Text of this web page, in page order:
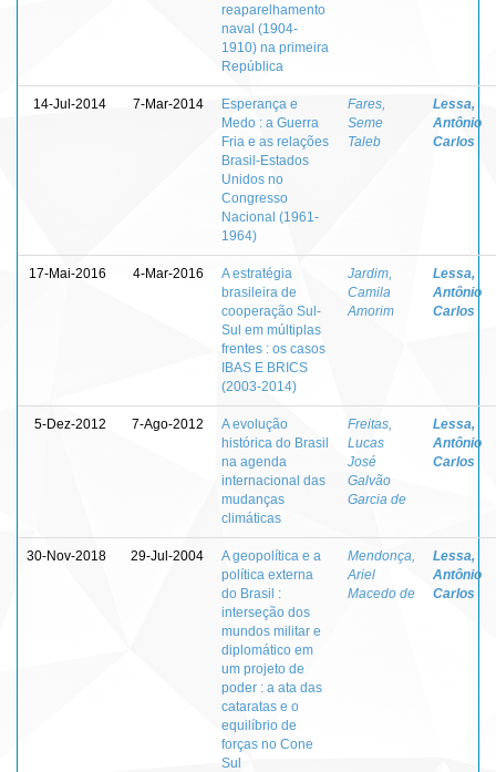
reaparelhamento
naval (1904-
1910) na primeira
República
14-Jul-2014 7-Mar-2014
Esperança e
Medo : a Guerra
Fria e as relações
Brasil-Estados
Unidos no
Congresso
Nacional (1961-
1964)
Fares,
Seme
Taleb
Lessa,
Antônio
Carlos
17-Mai-2016 4-Mar-2016
A estratégia
brasileira de
cooperação Sul-
Sul em múltiplas
frentes : os casos
IBAS E BRICS
(2003-2014)
Jardim,
Camila
Amorim
Lessa,
Antônio
Carlos
5-Dez-2012 7-Ago-2012
A evolução
histórica do Brasil
na agenda
internacional das
mudanças
climáticas
Freitas,
Lucas
José
Galvão
Garcia de
Lessa,
Antônio
Carlos
30-Nov-2018 29-Jul-2004
A geopolítica e a
política externa
do Brasil :
interseção dos
mundos militar e
diplomático em
um projeto de
poder : a ata das
cataratas e o
equilíbrio de
forças no Cone
Sul
Mendonça,
Ariel
Macedo de
Lessa,
Antônio
Carlos